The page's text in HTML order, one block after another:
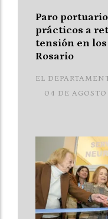
Paro
prácticos a
tensión en
Rosario
EL
04 DE